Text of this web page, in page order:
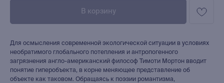
В корзину
Для осмысления современной экологической ситуации в условиях
необратимого глобального потепления и антропогенного
загрязнения англо-американский философ Тимоти Мортон вводит
понятие гиперобъекта, в корне меняющее представление об
объекте как таковом. Обращаясь к поэзии романтизма,